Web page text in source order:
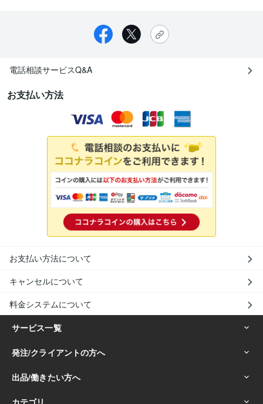
電話相談サービスQ&A
お支払い方法
お支払い方法について
キャンセルについて
料金システムについて